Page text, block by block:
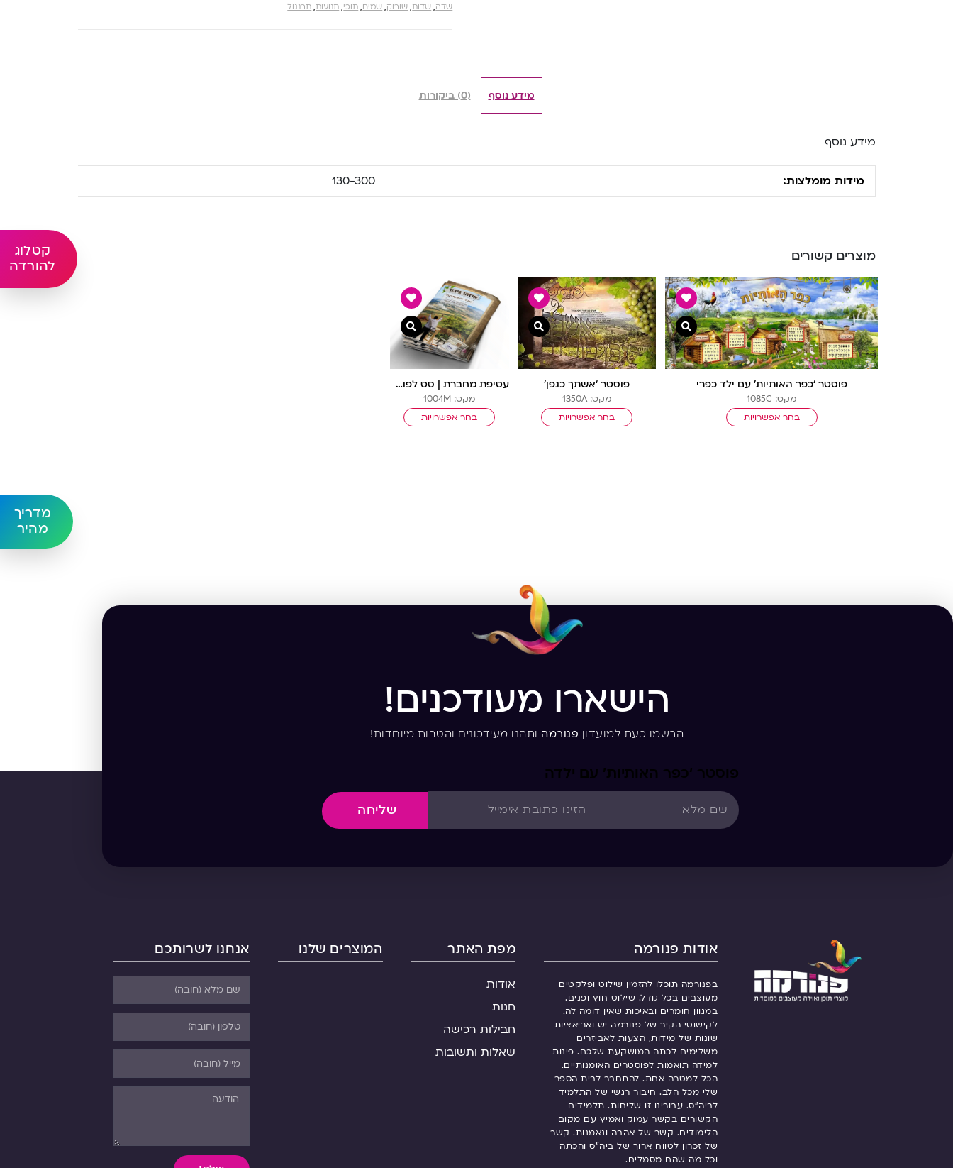
קטלוג
להורדה
מדריך
מהיר
שדה, שדות, שורוק, שמים, תוכי, תנועות, תרנגול
מידע נוסף (0) ביקורות
מידע נוסף
מידות מומלצות: 130-300
מוצרים קשורים
פוסטר ‘כפר האותיות’ עם ילד כפרי
מקט: 1085C
בחר אפשרויות
צפייה מהירה
פוסטר ‘אשתך כגפן’
מקט: 1350A
בחר אפשרויות
צפייה מהירה
עטיפת מחברת | סט לפוסטר ‘איזהו גיבור’
מקט: 1004M
בחר אפשרויות
הישארו מעודכנים!
הרשמו כעת למועדון פנורמה ותהנו מעידכונים והטבות מיוחדות!
פוסטר ‘כפר האותיות’ עם ילדה
שליחה
אודות פנורמה
בפנורמה תוכלו להזמין שילוט ופלקטים
מעוצבים בכל גודל. שילוט חוץ ופנים.
במגוון חומרים ובאיכות שאין דומה לה.
לקישוטי הקיר של פנורמה יש ואריאציות
שונות של מידות, הצעות לאביזרים
משלימים לכתה המושקעת שלכם. פינות
למידה תואמות לפוסטרים האומנותיים.
הכל למטרה אחת. להתחבר לבית הספר
שלי מכל הלב. חיבור רגשי של התלמיד
לביה”ס. עבורינו זו שליחות. תלמידים
הקשורים בקשר עמוק ואמיץ עם מקום
הלימודים. קשר של אהבה ונאמנות. קשר
של זכרון לטווח ארוך של ביה”ס והכתה
וכל מה שהם מסמלים.
מפת האתר
אודות
חנות
חבילות רכישה
שאלות ותשובות
המוצרים שלנו אנחנו לשרותכם